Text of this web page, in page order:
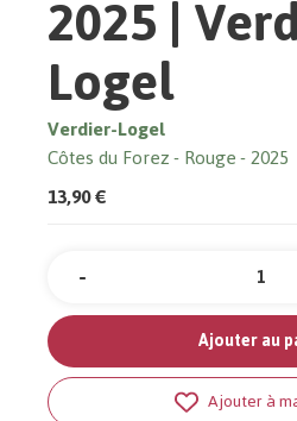
2025 |
Logel
Verdier-Logel
Côtes du Forez Rouge 2025
13,90 €
Quantité
-
Ajouter au
Ajouter à